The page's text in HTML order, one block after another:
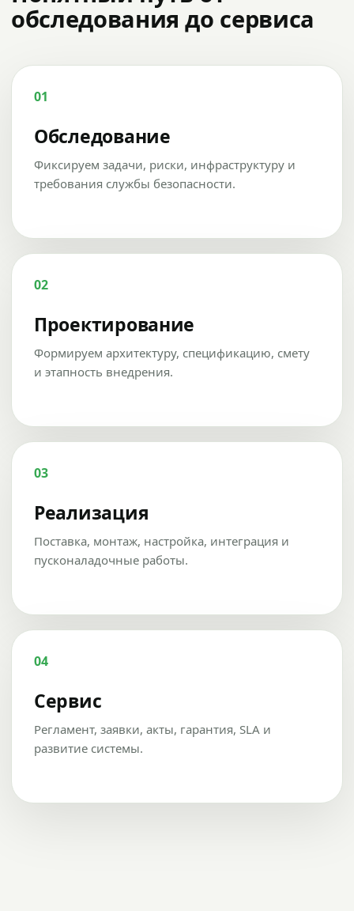
обследования до сервиса
01
Обследование
Фиксируем задачи, риски, инфраструктуру и
требования службы безопасности.
02
Проектирование
Формируем архитектуру, спецификацию, смету
и этапность внедрения.
03
Реализация
Поставка, монтаж, настройка, интеграция и
пусконаладочные работы.
04
Сервис
Регламент, заявки, акты, гарантия, SLA и
развитие системы.